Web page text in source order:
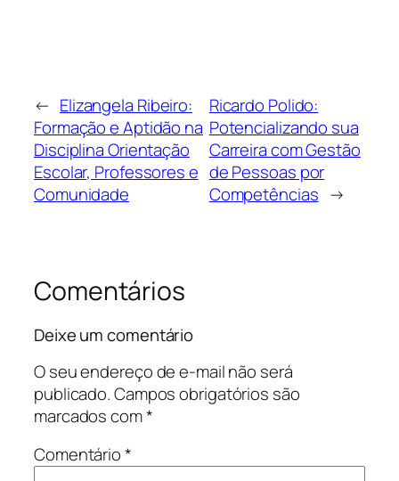
← Elizangela Ribeiro:
Formação e Aptidão na
Disciplina Orientação
Escolar, Professores e
Comunidade
Ricardo Polido:
Potencializando sua
Carreira com Gestão
de Pessoas por
Competências →
Comentários
Deixe um comentário
O seu endereço de e-mail não será
publicado.Campos obrigatórios são
marcados com*
Comentário*